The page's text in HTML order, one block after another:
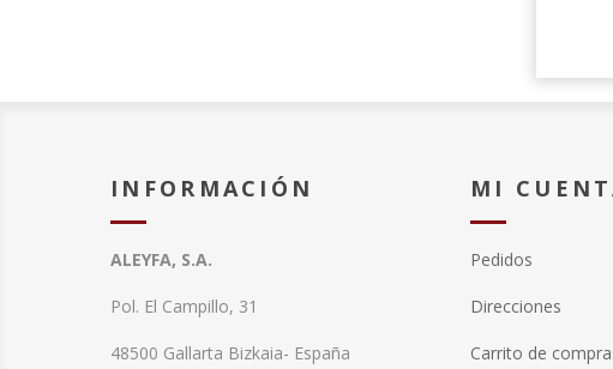
INFORMACIÓN
ALEYFA, S.A.
Pol. El Campillo, 31
48500 Gallarta Bizkaia- España
MI
Pedidos
Direcciones
Carrito de